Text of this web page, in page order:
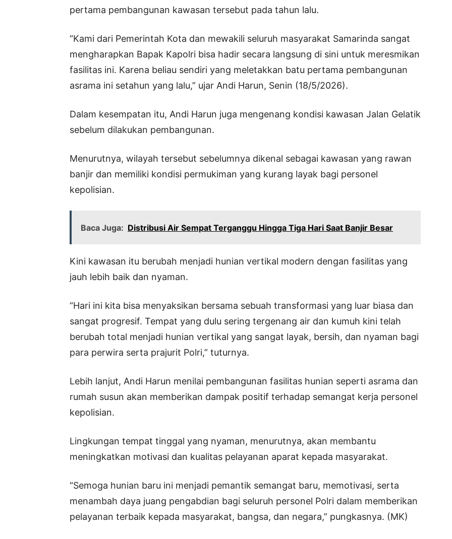
pertama pembangunan kawasan tersebut pada tahun lalu.
“Kami dari Pemerintah Kota dan mewakili seluruh masyarakat Samarinda sangat
mengharapkan Bapak Kapolri bisa hadir secara langsung di sini untuk meresmikan
fasilitas ini. Karena beliau sendiri yang meletakkan batu pertama pembangunan
asrama ini setahun yang lalu,” ujar Andi Harun, Senin (18/5/2026).
Dalam kesempatan itu, Andi Harun juga mengenang kondisi kawasan Jalan Gelatik
sebelum dilakukan pembangunan.
Menurutnya, wilayah tersebut sebelumnya dikenal sebagai kawasan yang rawan
banjir dan memiliki kondisi permukiman yang kurang layak bagi personel
kepolisian.
Baca Juga: Distribusi Air Sempat Terganggu Hingga Tiga Hari Saat Banjir Besar
Kini kawasan itu berubah menjadi hunian vertikal modern dengan fasilitas yang
jauh lebih baik dan nyaman.
“Hari ini kita bisa menyaksikan bersama sebuah transformasi yang luar biasa dan
sangat progresif. Tempat yang dulu sering tergenang air dan kumuh kini telah
berubah total menjadi hunian vertikal yang sangat layak, bersih, dan nyaman bagi
para perwira serta prajurit Polri,” tuturnya.
Lebih lanjut, Andi Harun menilai pembangunan fasilitas hunian seperti asrama dan
rumah susun akan memberikan dampak positif terhadap semangat kerja personel
kepolisian.
Lingkungan tempat tinggal yang nyaman, menurutnya, akan membantu
meningkatkan motivasi dan kualitas pelayanan aparat kepada masyarakat.
“Semoga hunian baru ini menjadi pemantik semangat baru, memotivasi, serta
menambah daya juang pengabdian bagi seluruh personel Polri dalam memberikan
pelayanan terbaik kepada masyarakat, bangsa, dan negara,” pungkasnya. (MK)